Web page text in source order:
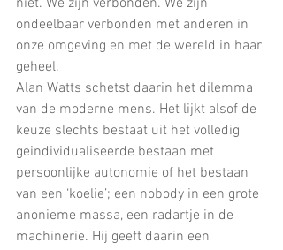
niet. We zijn verbonden. We zijn
ondeelbaar verbonden met anderen in
onze omgeving en met de wereld in haar
geheel.
Alan Watts schetst daarin het dilemma
van de moderne mens. Het lijkt alsof de
keuze slechts bestaat uit het volledig
geindividualiseerde bestaan met
persoonlijke autonomie of het bestaan
van een ‘koelie’; een nobody in een grote
anonieme massa, een radartje in de
machinerie. Hij geeft daarin een